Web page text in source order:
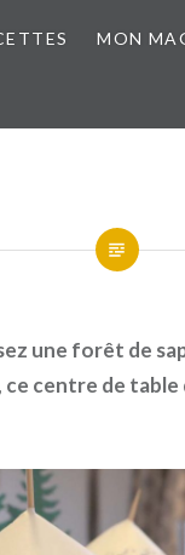
MON
une forêt de
ce centre de